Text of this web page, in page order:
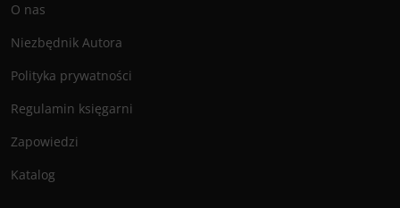
O nas
Niezbędnik Autora
Polityka prywatności
Regulamin księgarni
Zapowiedzi
Katalog